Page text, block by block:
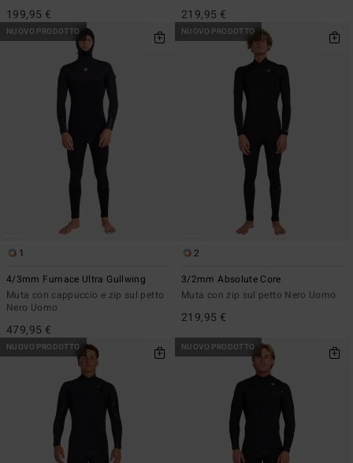
199,95 € 219,95 €
NUOVO PRODOTTO
1
4/3mm Furnace Ultra Gullwing
Muta con cappuccio e zip sul petto
Nero Uomo
479,95 €
NUOVO PRODOTTO
2
3/2mm Absolute Core
Muta con zip sul petto Nero Uomo
219,95 €
NUOVO PRODOTTO NUOVO PRODOTTO